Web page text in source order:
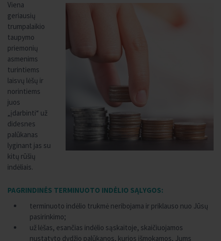
Viena
geriausių
trumpalaikio
taupymo
priemonių
asmenims
turintiems
laisvų lėšų ir
norintiems
juos
„įdarbinti“ už
didesnes
palūkanas
lyginant jas su
kitų rūšių
indėliais.
PAGRINDINĖS TERMINUOTO INDĖLIO SĄLYGOS:
terminuoto indėlio trukmė neribojama ir priklauso nuo Jūsų
pasirinkimo;
už lėšas, esančias indėlio sąskaitoje, skaičiuojamos
nustatyto dydžio palūkanos, kurios išmokamos, Jums